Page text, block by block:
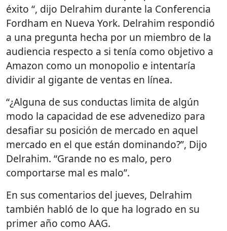
éxito “, dijo Delrahim durante la Conferencia
Fordham en Nueva York. Delrahim respondió
a una pregunta hecha por un miembro de la
audiencia respecto a si tenía como objetivo a
Amazon como un monopolio e intentaría
dividir al gigante de ventas en línea.
“¿Alguna de sus conductas limita de algún
modo la capacidad de ese advenedizo para
desafiar su posición de mercado en aquel
mercado en el que están dominando?”, Dijo
Delrahim. “Grande no es malo, pero
comportarse mal es malo”.
En sus comentarios del jueves, Delrahim
también habló de lo que ha logrado en su
primer año como AAG.